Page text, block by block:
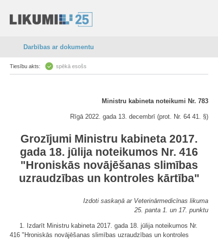
Darbības ar dokumentu
Tiesību akts: spēkā esošs
Ministru kabineta noteikumi Nr. 783
Rīgā 2022. gada 13. decembrī (prot. Nr. 64 41. §)
Grozījumi Ministru kabineta 2017.
gada 18. jūlija noteikumos Nr. 416
"Hroniskās novājēšanas slimības
uzraudzības un kontroles kārtība"
Izdoti saskaņā ar Veterinārmedicīnas likuma
25. panta 1. un 17. punktu
1. Izdarīt Ministru kabineta 2017. gada 18. jūlija noteikumos Nr.
416 "Hroniskās novājēšanas slimības uzraudzības un kontroles